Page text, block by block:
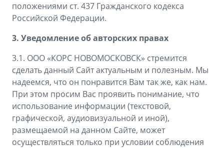
положениями ст. 437 Гражданского кодекса
Российской Федерации.
3. Уведомление об авторских правах
3.1. ООО «КОРС НОВОМОСКОВСК» стремится
сделать данный Сайт актуальным и полезным. Мы
надеемся, что он понравится Вам так же, как нам.
При этом просим Вас проявить понимание, что
использование информации (текстовой,
графической, аудиовизуальной и иной),
размещаемой на данном Сайте, может
осуществляться только при условии соблюдения